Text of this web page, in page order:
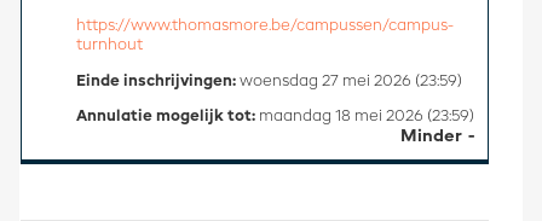
Minder
https://www.thomasmore.be/campussen/campus-
turnhout
Einde inschrijvingen: woensdag 27 mei 2026 (23:59)
Annulatie mogelijk tot: maandag 18 mei 2026 (23:59)